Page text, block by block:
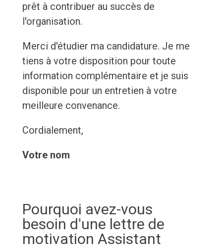
prêt à contribuer au succès de
l'organisation.
Merci d'étudier ma candidature. Je me
tiens à votre disposition pour toute
information complémentaire et je suis
disponible pour un entretien à votre
meilleure convenance.
Cordialement,
Votre nom
Pourquoi avez-vous
besoin d'une lettre de
motivation Assistant